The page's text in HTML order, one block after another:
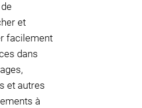
et
facilement
dans
et autres
à